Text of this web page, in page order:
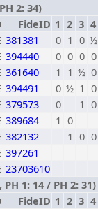
2: 34)
FideID 1 2 3 4
381381 0 1 0 ½
394440 0 0 0 0
361640 1 1 ½ 0
394491 0 ½ 1 0
379573 0 1 0
389684 1 0
382132 1 0 0
397261
23703610
1: 14 / PH 2: 31)
FideID 1 2 3 4